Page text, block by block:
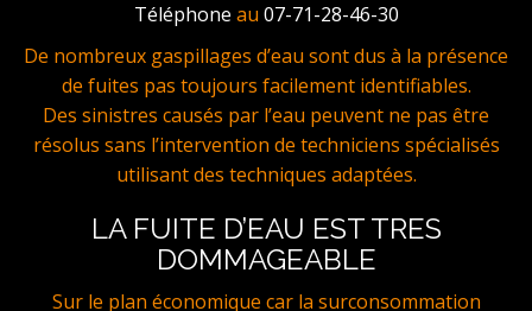
Téléphone au 07-71-28-46-30
De nombreux gaspillages d’eau sont dus à la présence
de fuites pas toujours facilement identifiables.
Des sinistres causés par l’eau peuvent ne pas être
résolus sans l’intervention de techniciens spécialisés
utilisant des techniques adaptées.
LA FUITE D’EAU EST TRES
DOMMAGEABLE
Sur le plan économique car la surconsommation